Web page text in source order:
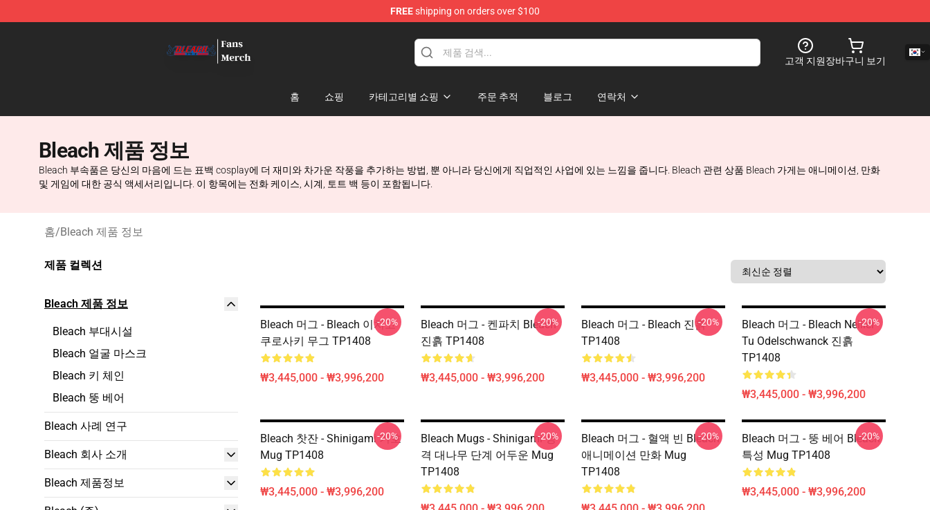
FREEshipping on orders over $100
고객 지원장바구니 보기
홈 쇼핑 카테고리별 쇼핑 주문 추적 블로그 연락처
Bleach 제품 정보
Bleach 부속품은 당신의 마음에 드는 표백 cosplay에 더 재미와 차가운 작풍을 추가하는 방법, 뿐 아니라 당신에게 직업적인 사업에 있는 느낌을 줍니다. Bleach 관련 상품 Bleach 가게는 애니메이션, 만화
및 게임에 대한 공식 액세서리입니다. 이 항목에는 전화 케이스, 시계, 토트 백 등이 포함됩니다.
홈/Bleach 제품 정보
제품 컬렉션
Bleach 제품 정보
Bleach 부대시설
Bleach 얼굴 마스크
Bleach 키 체인
Bleach 뚱 베어
Bleach 사례 연구
Bleach 회사 소개
Bleach 제품정보
Bleach 머그 - Bleach 이치고
쿠로사키 무그 TP1408
₩3,445,000 - ₩3,996,200
-20%
Bleach 머그 - 켄파치 Bleach
진흙 TP1408
₩3,445,000 - ₩3,996,200
-20%
Bleach 머그 - Bleach 진흙
TP1408
₩3,445,000 - ₩3,996,200
-20%
Bleach 머그 - Bleach Nelliel
Tu Odelschwanck 진흙
TP1408
₩3,445,000 - ₩3,996,200
-20%
Bleach 찻잔 - Shinigami 기호
Mug TP1408
₩3,445,000 - ₩3,996,200
-20%
Bleach Mugs - Shinigami 성
격 대나무 단계 어두운 Mug
TP1408
-20%
Bleach 머그 - 혈액 빈 Bleach
애니메이션 만화 Mug
TP1408
-20%
Bleach 머그 - 뚱 베어 Bleach
특성 Mug TP1408
₩3,445,000 - ₩3,996,200
-20%